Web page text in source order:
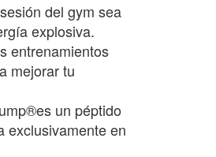
del gym sea
explosiva.
entrenamientos
mejorar tu
un péptido
exclusivamente en